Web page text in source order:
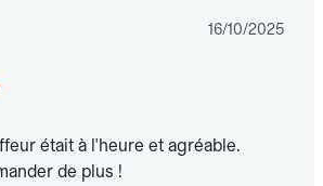
16/10/2025
était à l'heure et agréable.
de plus !